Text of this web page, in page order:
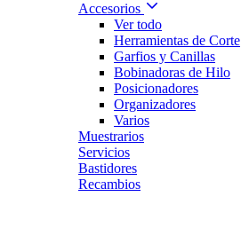
Accesorios
Ver todo
Herramientas de Corte
Garfios y Canillas
Bobinadoras de Hilo
Posicionadores
Organizadores
Varios
Muestrarios
Servicios
Bastidores
Recambios